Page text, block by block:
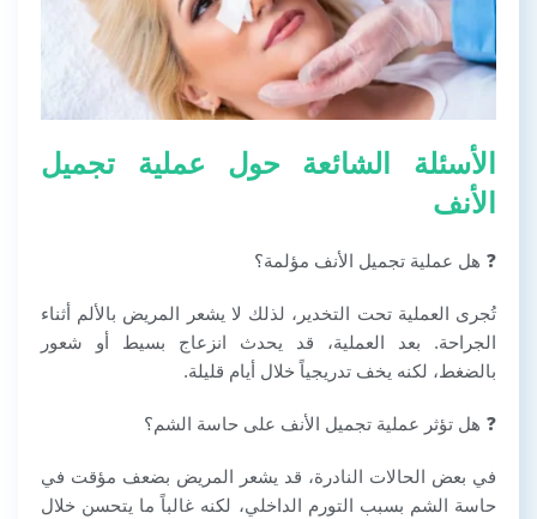
الأسئلة الشائعة حول عملية تجميل
الأنف
❓ هل عملية تجميل الأنف مؤلمة؟
تُجرى العملية تحت التخدير، لذلك لا يشعر المريض بالألم أثناء
الجراحة. بعد العملية، قد يحدث انزعاج بسيط أو شعور
بالضغط، لكنه يخف تدريجياً خلال أيام قليلة.
❓ هل تؤثر عملية تجميل الأنف على حاسة الشم؟
في بعض الحالات النادرة، قد يشعر المريض بضعف مؤقت في
حاسة الشم بسبب التورم الداخلي، لكنه غالباً ما يتحسن خلال